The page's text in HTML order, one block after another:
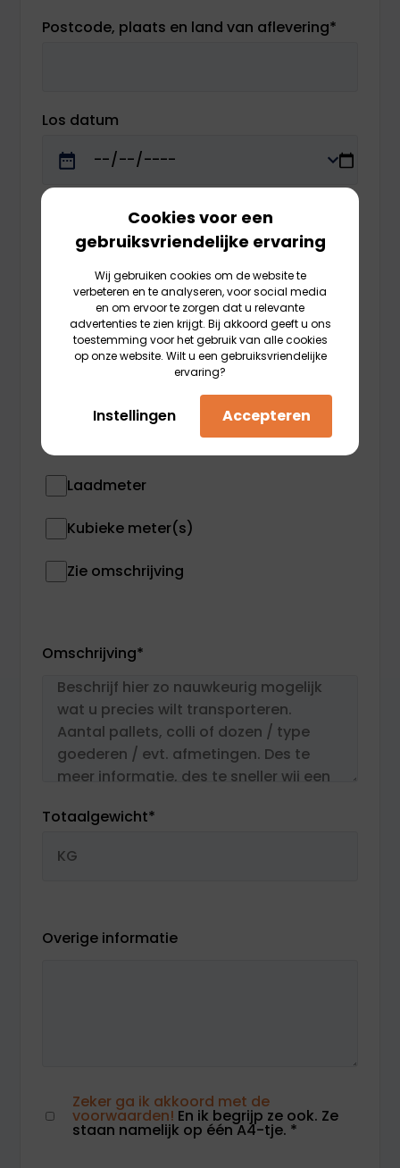
Postcode, plaats en land van aflevering*
Los datum
Alleen invullen indien bekend of noodzakelijk.
Gegevens van de goederen
Transport eenheid*
Europallet(s) - 0.4 Ldm
Blokpallet(s) - 0.5 Ldm
Laadmeter
Kubieke meter(s)
Zie omschrijving
Omschrijving*
Totaalgewicht*
Overige informatie
Zeker ga ik akkoord met de
voorwaarden! En ik begrijp ze ook. Ze
staan namelijk op één A4-tje. *
Cookies voor een
gebruiksvriendelijke ervaring
Wij gebruiken cookies om de website te
verbeteren en te analyseren, voor social media
en om ervoor te zorgen dat u relevante
advertenties te zien krijgt. Bij akkoord geeft u ons
toestemming voor het gebruik van alle cookies
op onze website. Wilt u een gebruiksvriendelijke
ervaring?
Instellingen Accepteren